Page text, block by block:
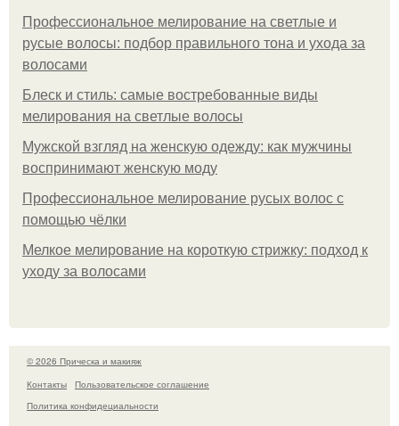
Профессиональное мелирование на светлые и
русые волосы: подбор правильного тона и ухода за
волосами
Блеск и стиль: самые востребованные виды
мелирования на светлые волосы
Мужской взгляд на женскую одежду: как мужчины
воспринимают женскую моду
Профессиональное мелирование русых волос с
помощью чёлки
Мелкое мелирование на короткую стрижку: подход к
уходу за волосами
© 2026 Прическа и макияж
Контакты
Пользовательское соглашение
Политика конфидециальности